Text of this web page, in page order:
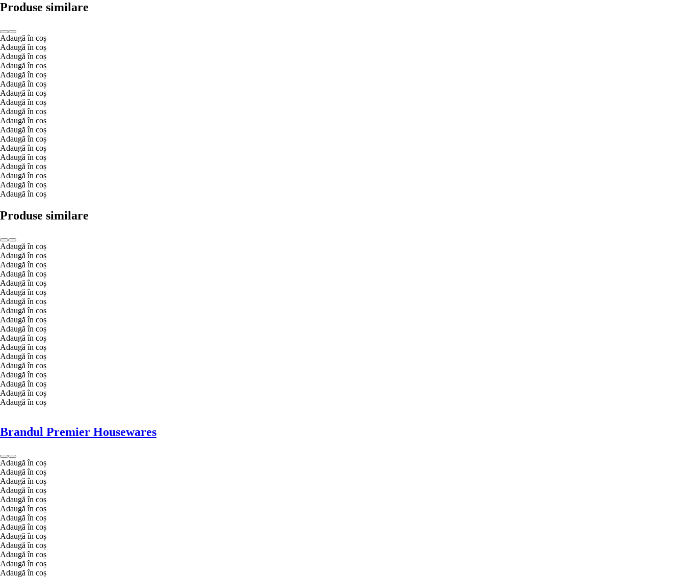
Produse similare
Adaugă în coș
Adaugă în coș
Adaugă în coș
Adaugă în coș
Adaugă în coș
Adaugă în coș
Adaugă în coș
Adaugă în coș
Adaugă în coș
Adaugă în coș
Adaugă în coș
Adaugă în coș
Adaugă în coș
Adaugă în coș
Adaugă în coș
Adaugă în coș
Adaugă în coș
Adaugă în coș
Produse similare
Adaugă în coș
Adaugă în coș
Adaugă în coș
Adaugă în coș
Adaugă în coș
Adaugă în coș
Adaugă în coș
Adaugă în coș
Adaugă în coș
Adaugă în coș
Adaugă în coș
Adaugă în coș
Adaugă în coș
Adaugă în coș
Adaugă în coș
Adaugă în coș
Adaugă în coș
Adaugă în coș
Brandul Premier Housewares
Adaugă în coș
Adaugă în coș
Adaugă în coș
Adaugă în coș
Adaugă în coș
Adaugă în coș
Adaugă în coș
Adaugă în coș
Adaugă în coș
Adaugă în coș
Adaugă în coș
Adaugă în coș
Adaugă în coș